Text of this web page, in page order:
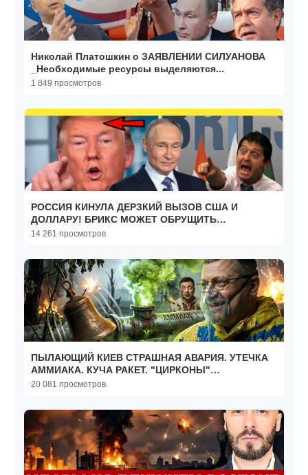
Николай Платошкин о ЗАЯВЛЕНИИ СИЛУАНОВА
_Необходимые ресурсы выделяются...
1 849 просмотров
РОССИЯ КИНУЛА ДЕРЗКИЙ ВЫЗОВ США И
ДОЛЛАРУ! БРИКС МОЖЕТ ОБРУЩИТЬ
ЭКОНОМИКУ АМЕРИКИ
14 261 просмотров
ПЫЛАЮЩИЙ КИЕВ СТРАШНАЯ АВАРИЯ. УТЕЧКА
АММИАКА. КУЧА РАКЕТ. "ЦИРКОНЫ"
"ИСКАНДЕРЫ" ЗЕ👺 В КИЕВЕ? МОСИЙ
20 081 просмотров